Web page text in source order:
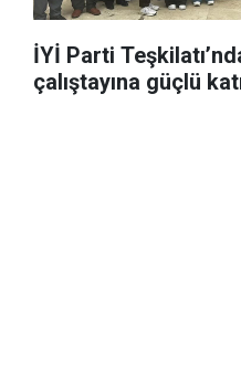
İYİ Parti
çalıştayına güçlü